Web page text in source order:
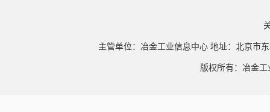
主管单位：冶金工业信息中心 地址：北京市
版权所有：冶金